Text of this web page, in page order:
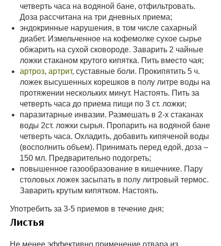
четверть часа на водяной бане, отфильтровать.
Доза рассчитана на три дневных приема;
эндокринные нарушения, в том числе сахарный
диабет. Измельченное на кофемолке сухое сырье
обжарить на сухой сковороде. Заварить 2 чайные
ложки стаканом крутого кипятка. Пить вместо чая;
артроз, артрит, суставные боли. Прокипятить 5 ч.
ложек высушенных корешков в полу литре воды на
протяжении нескольких минут. Настоять. Пить за
четверть часа до приема пищи по 3 ст. ложки;
паразитарные инвазии. Размешать в 2-х стаканах
воды 2ст. ложки сырья. Пропарить на водяной бане
четверть часа. Охладить, добавить кипяченой воды
(восполнить объем). Принимать перед едой, доза –
150 мл. Предварительно подогреть;
повышенное газообразование в кишечнике. Пару
столовых ложек засыпать в полу литровый термос.
Заварить крутым кипятком. Настоять.
Употребить за 3-5 приемов в течение дня;
Листья
Не менее эффективно применение отвара из